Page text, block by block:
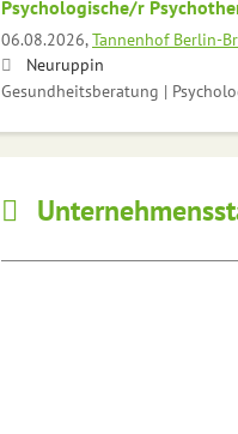
Psychologische/r
06.08.2026,Tannenhof Berlin-
Neuruppin
Gesundheitsberatung |